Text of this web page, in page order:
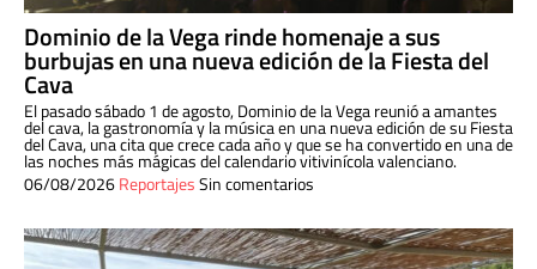
Dominio de la Vega rinde homenaje a sus
burbujas en una nueva edición de la Fiesta del
Cava
El pasado sábado 1 de agosto, Dominio de la Vega reunió a amantes
del cava, la gastronomía y la música en una nueva edición de su Fiesta
del Cava, una cita que crece cada año y que se ha convertido en una de
las noches más mágicas del calendario vitivinícola valenciano.
06/08/2026ReportajesSin comentarios